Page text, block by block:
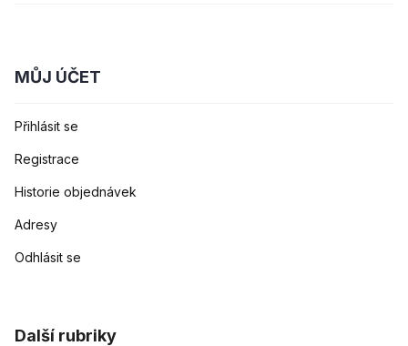
MŮJ ÚČET
Přihlásit se
Registrace
Historie objednávek
Adresy
Odhlásit se
Další rubriky